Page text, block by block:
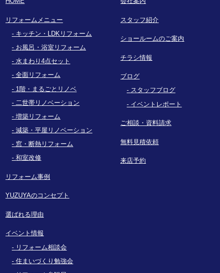
リフォームメニュー
キッチン・LDKリフォーム
お風呂・浴室リフォーム
水まわり4点セット
全面リフォーム
1階・まるごとリノベ
二世帯リノベーション
増築リフォーム
減築・平屋リノベーション
窓・断熱リフォーム
和室改修
リフォーム事例
YUZUYAのコンセプト
選ばれる理由
イベント情報
リフォーム相談会
住まいづくり勉強会
スタッフ紹介
ショールームのご案内
チラシ情報
ブログ
スタッフブログ
イベントレポート
ご相談・資料請求
無料見積依頼
来店予約